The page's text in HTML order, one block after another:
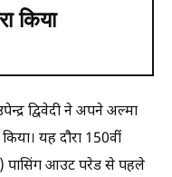
किया
द्विवेदी ने अपने अल्मा
किया। यह दौरा 150वीं
पासिंग आउट परेड से पहले